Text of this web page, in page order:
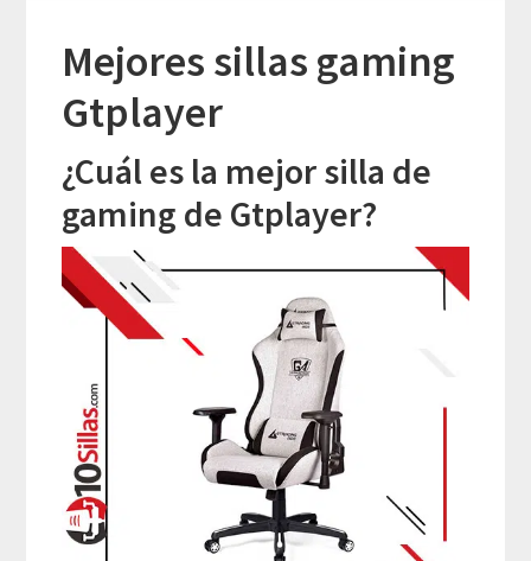
Mejores sillas gaming
Gtplayer
¿Cuál es la mejor silla de
gaming de Gtplayer?